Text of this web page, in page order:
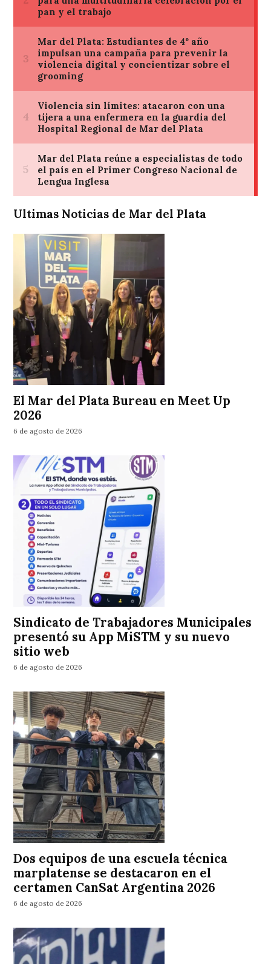
Ultimas Noticias de Mar del Plata
El Mar del Plata Bureau en Meet Up
2026
6 de agosto de 2026
Sindicato de Trabajadores Municipales
presentó su App MiSTM y su nuevo
sitio web
6 de agosto de 2026
Dos equipos de una escuela técnica
marplatense se destacaron en el
certamen CanSat Argentina 2026
6 de agosto de 2026